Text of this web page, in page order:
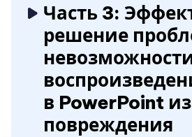
Часть 3:
решение
в PowerPoint
повреждения